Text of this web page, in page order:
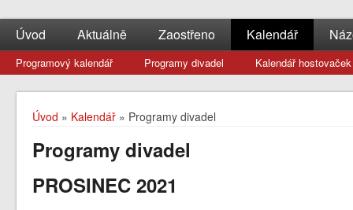
Úvod Aktuálně Zaostřeno Kalendář
Programový kalendář Programy divadel Kalendář hostovaček
Úvod » Kalendář » Programy divadel
Programy divadel
PROSINEC 2021